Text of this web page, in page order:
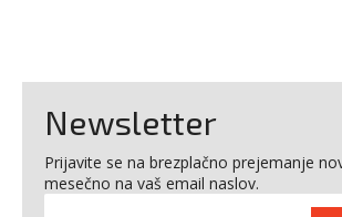
Newsletter
Prijavite se na brezplačno prejemanje
mesečno na vaš email naslov.